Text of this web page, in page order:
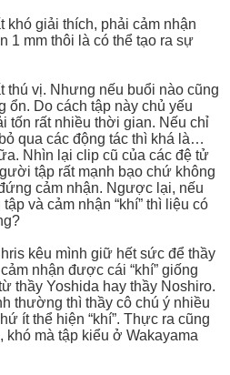
khó giải thích, phải cảm nhận
1 mm thôi là có thể tạo ra sự
thú vị. Nhưng nếu buổi nào cũng
ổn. Do cách tập này chủ yếu
tốn rất nhiều thời gian. Nếu chỉ
qua các động tác thì khá là…
Nhìn lại clip cũ của các đệ tử
tập rất mạnh bạo chứ không
cảm nhận. Ngược lại, nếu
và cảm nhận “khí” thì liệu có
kêu mình giữ hết sức để thầy
nhận được cái “khí” giống
thầy Yoshida hay thầy Noshiro.
thường thì thầy cô chú ý nhiều
ít thể hiện “khí”. Thực ra cũng
mà tập kiểu ở Wakayama